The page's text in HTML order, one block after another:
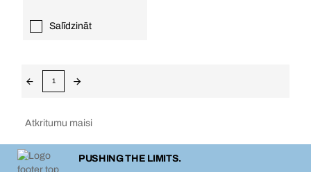
Salīdzināt
1
Atkritumu maisi
PUSHING THE LIMITS.